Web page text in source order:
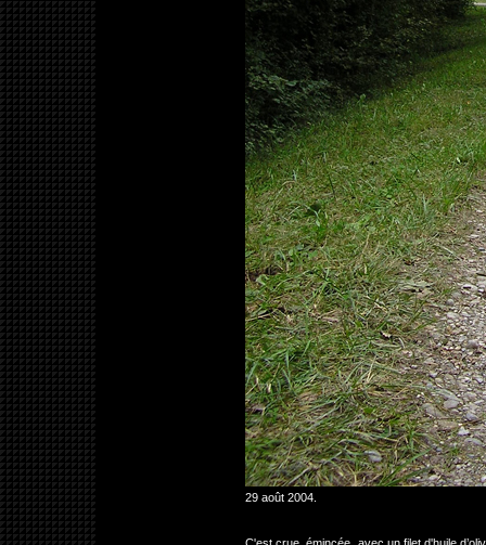
29 août 2004.